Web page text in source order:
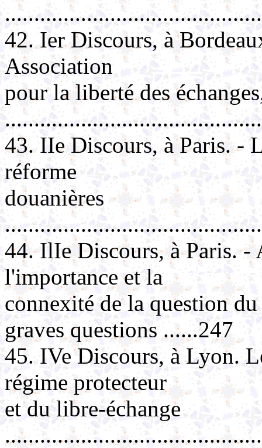
42. Ier Discours, à
Association
pour la liberté des
43. IIe Discours, à Paris. -
réforme
douanières
44. IlIe Discours, à Paris. -
l'importance et la
connexité de la question
graves questions ......247
45. IVe Discours, à Lyon.
régime protecteur
et du libre-échange